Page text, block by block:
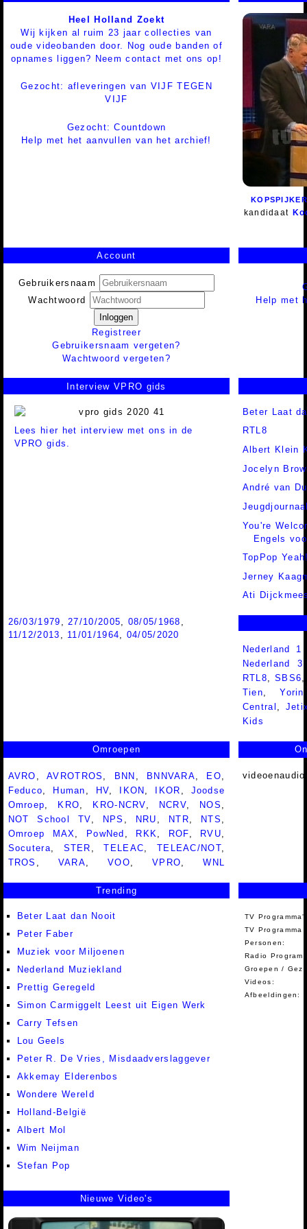
Heel Holland Zoekt
Wij kijken al ruim 23 jaar collecties van
oude videobanden door. Nog oude banden of
opnames liggen? Neem contact met ons op!
Gezocht: afleveringen van VIJF TEGEN
VIJF
Gezocht: Countdown
Help met het aanvullen van het archief!
kandidaat
Account
Gebruikersnaam
Wachtwoord
Inloggen
Registreer
Gebruikersnaam vergeten?
Wachtwoord vergeten?
Help met
Interview VPRO gids
Lees hier het interview met ons in de
VPRO gids.
Beter Laat
RTL8
Albert Klein
Jocelyn
André van
You're
Engels
TopPop
Jerney
Ati
26/03/1979 27/10/2005 08/05/1968
11/12/2013
11/01/1964
04/05/2020
Nederland
Nederland
RTL8,SBS6
Tien,Yorin
Central ,
Kids
Omroepen
AVRO ,AVROTROS BNN BNNVARA EO
Feduco
Human HV IKON IKOR
Joodse
Omroep
KRO KRO-NCRV NCRV NOS
NOT School TV
NPS NRU NTR NTS
Omroep MAX
PowNed RKK ROF RVU
Socutera
STER ,TELEAC TELEAC/NOT
TROS
VARA ,VOO ,VPRO ,WNL
Trending
Beter Laat dan Nooit
Peter Faber
Muziek voor Miljoenen
Nederland Muziekland
Prettig Geregeld
Simon Carmiggelt Leest uit Eigen Werk
Carry Tefsen
Lou Geels
Peter R. De Vries, Misdaadverslaggever
Akkemay Elderenbos
Wondere Wereld
Holland-België
Albert Mol
Wim Neijman
Stefan Pop
TV
TV Programma
Personen:
Radio
Groepen /
Videos:
Afbeeldingen:
Nieuwe Video's